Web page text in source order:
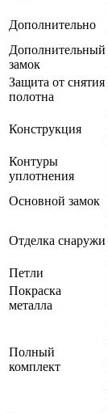
Дополнительно
Дополнительный
замок
Защита от снятия
полотна
Конструкция
Контуры
уплотнения
Основной замок
Отделка снаружи
Петли
Покраска
металла
Полный
комплект